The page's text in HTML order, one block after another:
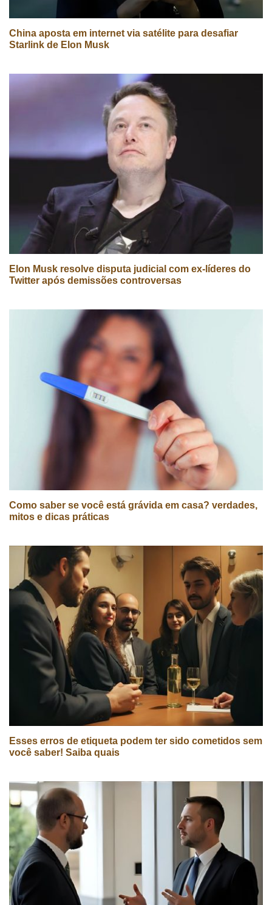
China aposta em internet via satélite para desafiar
Starlink de Elon Musk
Elon Musk resolve disputa judicial com ex-líderes do
Twitter após demissões controversas
Como saber se você está grávida em casa? verdades,
mitos e dicas práticas
Esses erros de etiqueta podem ter sido cometidos sem
você saber! Saiba quais